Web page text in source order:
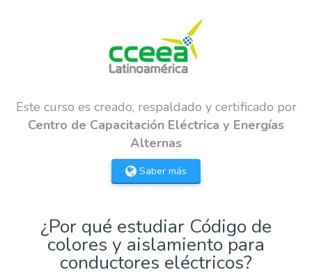
Este curso es creado, respaldado y certificado por
Centro de Capacitación Eléctrica y Energías
Alternas
Saber más
¿Por qué estudiar Código de
colores y aislamiento para
conductores eléctricos?